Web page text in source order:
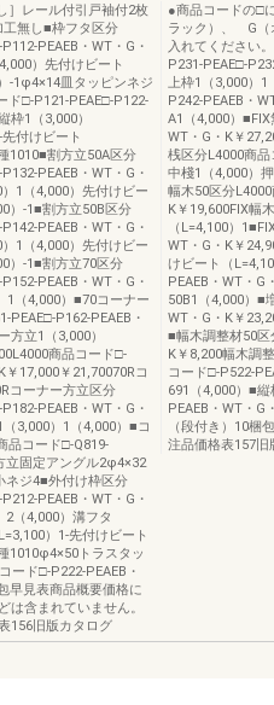
レール付引戸袖付2枚
工無し■枠フタ区分
PEAEB・WT・G・
）先付けビート
-1φ4×14皿タッピンネジ
ド□-P121-PEAE□-P122-
枠1（3,000）
付けビート
1010■割方立50A区分
PEAEB・WT・G・
1（4,000）先付けビー
）-1■割方立50B区分
PEAEB・WT・G・
1（4,000）先付けビー
）-1■割方立70区分
PEAEB・WT・G・
1（4,000）■70コーナー
P162-PEAEB・
方立1（3,000）
商品コード□-
￥17,000￥21,70070Rコ
コーナー方立区分
PEAEB・WT・G・
3,000）1（4,000）■コ
品コード□-Q819-
立固定アングル2φ4×32
ネジ4■外付け枠区分
PEAEB・WT・G・
2（4,000）溝フタ
）1-先付けビート
1010φ4×50トラスタッ
ード□-P222-PEAEB・
早見表商品概要価格に
は含まれていません。
156旧版カタログ
●商品コードの□
ラック）、 G（
入れてください
P231-PEAE□-
上枠1（3,000）1
P242-PEAEB・
A1（4,000）
WT・G・K￥
桟区分L4000商品
中棧1（4,000）
幅木50区分
K￥19,600FIX幅
（L=4,100）
WT・G・K￥
けビート（
PEAEB・WT・G
50B1（4,000）■
WT・G・K￥
■幅木調整材50区
K￥8,200幅木調
コード□-P522-
691（4,000）■
PEAEB・WT・
（段付き）10梱
注品価格表157旧